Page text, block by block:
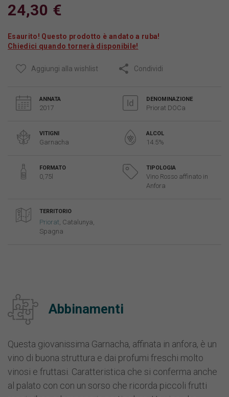
24,30 €
Esaurito! Questo prodotto è andato a ruba!
Chiedici quando tornerà disponibile!
Aggiungi alla wishlist Condividi
ANNATA
2017
DENOMINAZIONE
Priorat DOCa
VITIGNI
Garnacha
ALCOL
14.5%
FORMATO
0,75l
TIPOLOGIA
Vino Rosso affinato in
Anfora
TERRITORIO
Priorat , Catalunya,
Spagna
Abbinamenti
Questa giovanissima Garnacha, affinata in anfora, è un
vino di buona struttura e dai profumi freschi molto
vinosi e fruttasi. Caratteristica che si conferma anche
al palato con con un sorso che ricorda piccoli frutti